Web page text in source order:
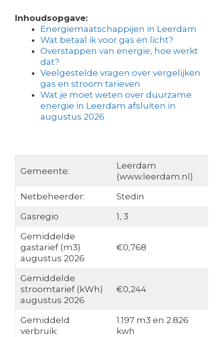
Inhoudsopgave:
Energiemaatschappijen in Leerdam
Wat betaal ik voor gas en licht?
Overstappen van energie, hoe werkt
dat?
Veelgestelde vragen over vergelijken
gas en stroom tarieven
Wat je moet weten over duurzame
energie in Leerdam afsluiten in
augustus 2026
Gemeente:
Leerdam
(www.leerdam.nl)
Netbeheerder:
Stedin
Gasregio
1, 3
Gemiddelde
gastarief (m3)
augustus 2026
€0,768
Gemiddelde
stroomtarief (kWh)
augustus 2026
€0,244
Gemiddeld
verbruik:
1.197 m3 en 2.826
kwh